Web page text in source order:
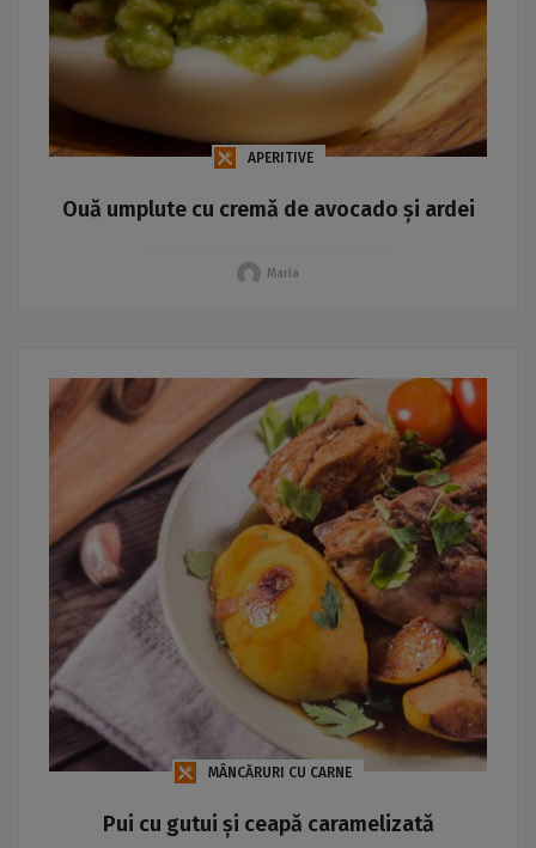
APERITIVE
Ouă umplute cu cremă de avocado și ardei
Maria
MÂNCĂRURI CU CARNE
Pui cu gutui și ceapă caramelizată